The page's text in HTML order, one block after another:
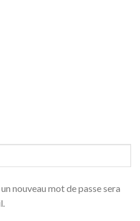
nouveau mot de passe sera